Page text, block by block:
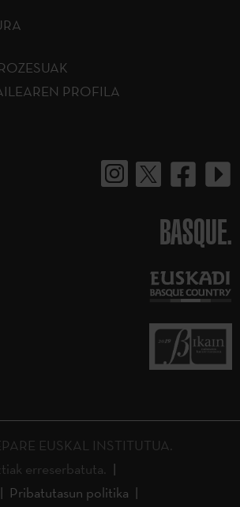
PROFILA
BASQUE.
EUSKAL INSTITUTUA.
erreserbatuta.
Pribatutasun politika